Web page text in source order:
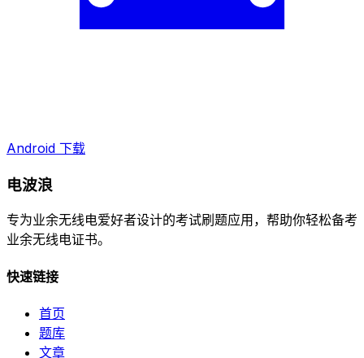
Android 下载
电波浪
专为业余无线电爱好者设计的考试刷题应用，帮助你轻松备考
业余无线电证书。
快速链接
首页
题库
文章